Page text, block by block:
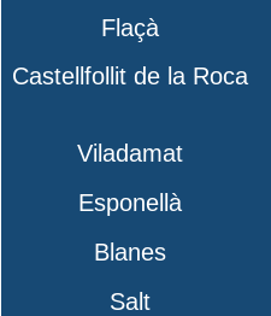
Flaçà
Castellfollit de la Roca
Viladamat
Esponellà
Blanes
Salt